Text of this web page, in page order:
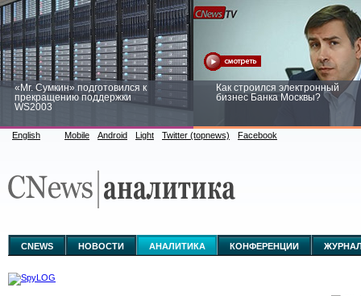
«Mr. Сумкин» подготовился к
прекращению поддержки
WS2003
Как строился электронный
бизнес Банка Москвы?
аналитике
English Mobile Android Light Twitter (topnews) Facebook
CNEWS НОВОСТИ АНАЛИТИКА КОНФЕРЕНЦИИ